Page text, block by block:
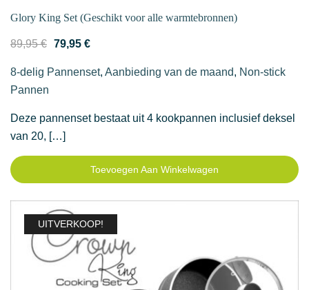
Glory King Set (Geschikt voor alle warmtebronnen)
89,95€ Oorspronkelijke
was:
79,95 €Huidige
is:
8-delig Pannenset, Aanbieding van de maand, Non-stick
Pannen
Deze pannenset bestaat uit 4 kookpannen inclusief deksel
van 20, […]
Toevoegen Aan Winkelwagen
UITVERKOOP!